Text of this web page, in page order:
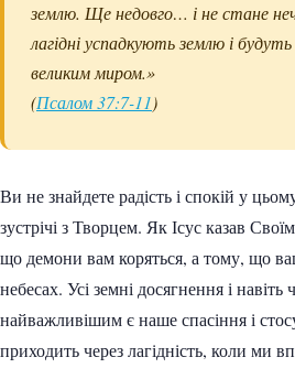
землю. Ще недовго… і не стане
лагідні успадкують землю і
великим миром.»
(Псалом 37:7-11)
Ви не знайдете радість і спокій у
зустрічі з Творцем. Як Ісус казав
що демони вам коряться, а тому, що
небесах. Усі земні досягнення і навіть
найважливішим є наше спасіння і
приходить через лагідність, коли ми